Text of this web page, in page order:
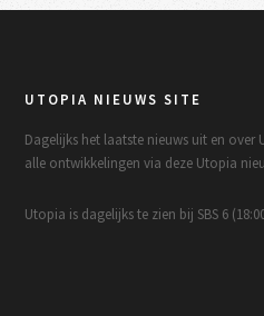
UTOPIA NIEUWS SITE
Dagelijks het laatste nieuws uit en
alle ontwikkelingen via deze Utopia
Utopia is dagelijks te zien bij SBS 6